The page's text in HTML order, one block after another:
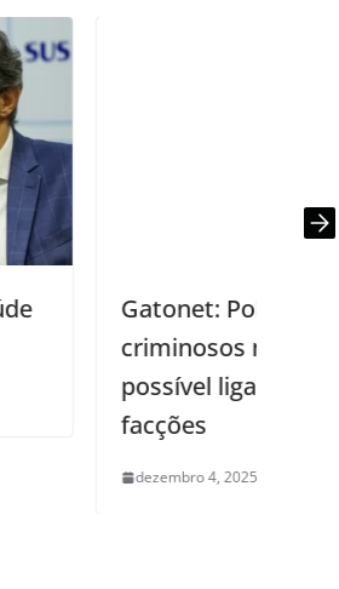
encontra dados de
deep web e apura
do esquema com